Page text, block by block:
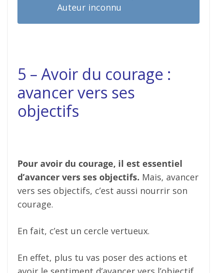
Auteur inconnu
5 – Avoir du courage :
avancer vers ses
objectifs
Pour avoir du courage, il est essentiel
d’avancer vers ses objectifs. Mais, avancer
vers ses objectifs, c’est aussi nourrir son
courage.
En fait, c’est un cercle vertueux.
En effet, plus tu vas poser des actions et